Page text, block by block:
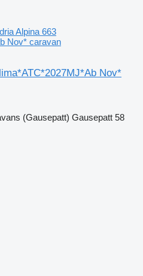
Alpina 663
Nov* caravan
Nov*
(Gausepatt) Gausepatt 58